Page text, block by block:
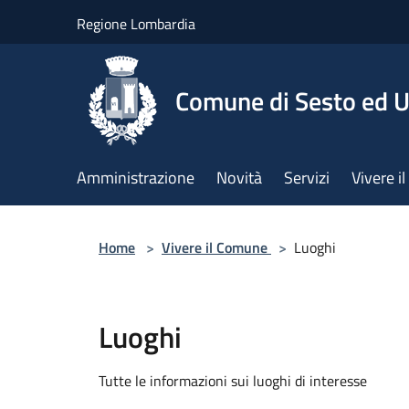
Regione Lombardia
Comune di Sesto ed
Amministrazione Novità Servizi Vivere
Home > Vivere il Comune > Luoghi
Luoghi
Tutte le informazioni sui luoghi di interesse